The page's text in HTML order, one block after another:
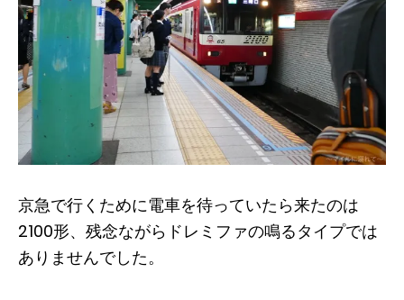
京急で行くために電車を待っていたら来たのは
2100形、残念ながらドレミファの鳴るタイプでは
ありませんでした。